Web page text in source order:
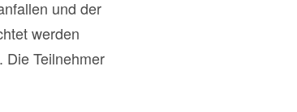
und der
werden
Teilnehmer